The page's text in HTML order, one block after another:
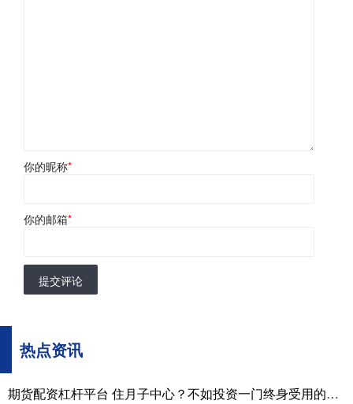
你的昵称*
你的邮箱*
提交评论
热点资讯
期货配资杠杆平台 住月子中心？不如投资一门终身受用的技能